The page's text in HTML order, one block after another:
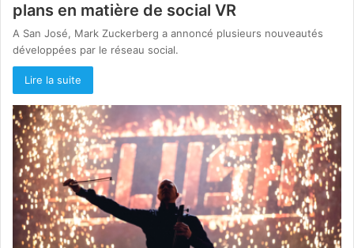
plans en matière de social VR
A San José, Mark Zuckerberg a annoncé plusieurs nouveautés
développées par le réseau social.
Lire la suite